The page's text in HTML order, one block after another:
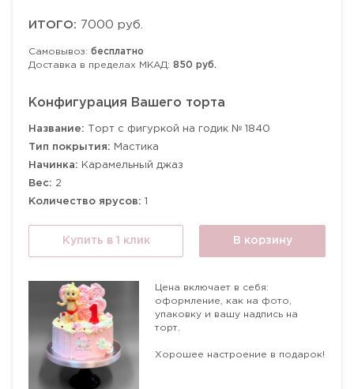
ИТОГО: 7000 руб.
Самовывоз: бесплатно
Доставка в пределах МКАД: 850 руб.
Конфигурация Вашего торта
Название: Торт с фигуркой на годик № 1840
Тип покрытия: Мастика
Начинка: Карамельный джаз
Вес: 2
Количество ярусов: 1
Купить в 1 клик В корзину
Цена включает в себя:
оформление, как на фото,
упаковку и вашу надпись на
торт.
Хорошее настроение в подарок!